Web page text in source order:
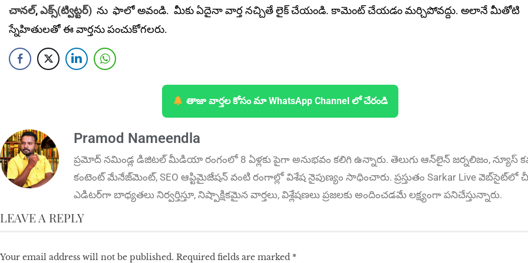
చానల్,ఎక్స్(ట్విట్టర్) ను ఫాలో అవండి. మీకు ఏదైనా వార్త నచ్చితే లైక్ చేయండి. కామెంట్ చేయడం మర్చిపోవద్దు. అలానే మీతోటి
స్నేహితులతో ఈ వార్తను పంచుకోగలరు.
తాజా వార్తల కోసం మా WhatsApp Channel లో చేరండి
Pramod Nameendla
ప్ర‌మోద్ న‌మిండ్ల‌ డిజిట‌ల్ మీడియా రంగంలో 8 ఏళ్లకు పైగా అనుభ‌వం కలిగి ఉన్నారు. తెలుగు ఆన్‌లైన్‌ జర్నలిజం, న్యూస్
కంటెంట్ మేనేజ్‌మెంట్‌, SEO ఆప్టిమైజేషన్‌ వంటి రంగాల్లో విశేష నైపుణ్యం సాధించారు. ప్రస్తుతం Sarkar Live వెబ్‌సైట్‌లో
ఎడిటర్‌గా బాధ్యతలు నిర్వర్తిస్తూ, నిష్పాక్షికమైన వార్తలు, విశ్లేషణలు ప్రజలకు అందించడమే లక్ష్యంగా పనిచేస్తున్నారు.
LEAVE A REPLY
Your email address will not be published. Required fields are marked *